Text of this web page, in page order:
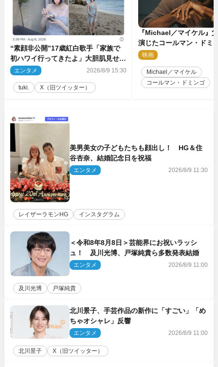
“素顔非公開”17歳紅白歌手「家族で
初ハワイ行ってきたよ」大胆肌見せシ
ョット公開
エンタメ 2026/8/9 15:30
tuki. X（旧ツイッター）
『Michael／マイケル』
演じたコールマン・ドミ
イクに2時間半かかって
映画
Michael／マイケル
コールマン・ドミンゴ
美男美女の子どもたちも顔出し！ HG＆住
谷杏奈、結婚記念日を祝福
エンタメ 2026/8/9 11:30
レイザーラモンHG インスタグラム
＜令和8年8月8日＞芸能界にお祝いラッシ
ュ！ 及川光博、戸塚純貴ら多数発表結婚
エンタメ 2026/8/9 11:00
及川光博 戸塚純貴
北川景子、手芸作品の新作に「すごい」「め
ちゃオシャレ」反響
エンタメ 2026/8/9 11:00
北川景子 X（旧ツイッター）